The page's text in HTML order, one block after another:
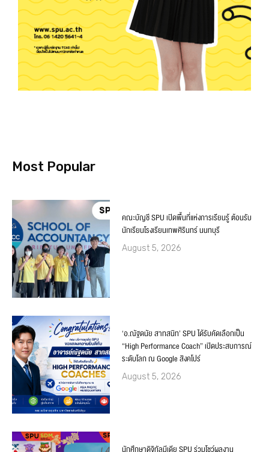
Most Popular
คณะบัญชี SPU เปิดพื้นที่แห่งการเรียนรู้ ต้อนรับ
นักเรียนโรงเรียนเทพศิรินทร์ นนทบุรี
August 5, 2026
‘อ.ณัฐดนัย สาทสนิท’ SPU ได้รับคัดเลือกเป็น
“High Performance Coach” เปิดประสบการณ์
ระดับโลก ณ Google สิงคโปร์
August 5, 2026